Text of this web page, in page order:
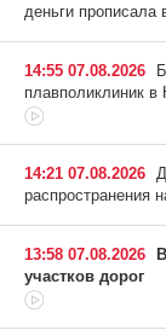
деньги прописала
14:55 07.08.2026
плавполиклиник в
14:21 07.08.2026
распространения
13:58 07.08.2026
участков дорог